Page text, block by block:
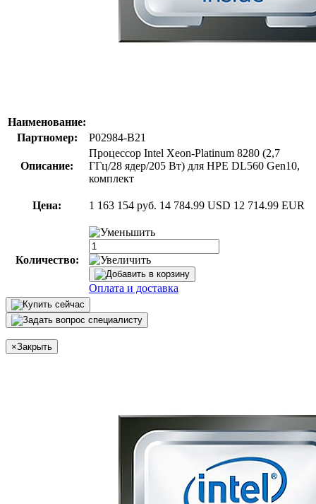
Наименование:
Партномер:
P02984-B21
Описание:
Процессор Intel Xeon-Platinum 8280 (2,7
ГГц/28 ядер/205 Вт) для HPE DL560 Gen10,
комплект
Цена: 1 163 154 руб. 14 784.99 USD 12 714.99 EUR
Количество:
Оплата и доставка
×Закрыть